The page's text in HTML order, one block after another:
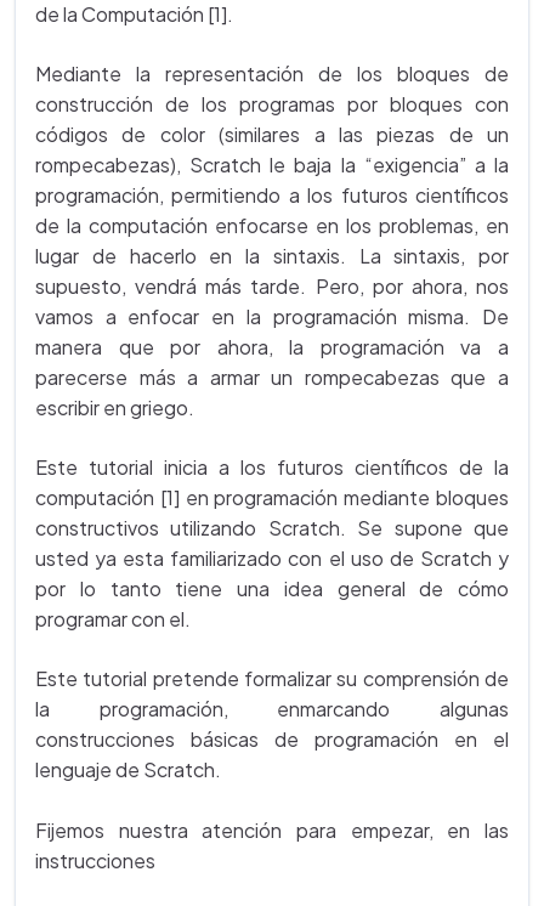
de la Computación [1].
Mediante la representación de los bloques de
construcción de los programas por bloques con
códigos de color (similares a las piezas de un
rompecabezas), Scratch le baja la “exigencia” a la
programación, permitiendo a los futuros científicos
de la computación enfocarse en los problemas, en
lugar de hacerlo en la sintaxis. La sintaxis, por
supuesto, vendrá más tarde. Pero, por ahora, nos
vamos a enfocar en la programación misma. De
manera que por ahora, la programación va a
parecerse más a armar un rompecabezas que a
escribir en griego.
Este tutorial inicia a los futuros científicos de la
computación [1] en programación mediante bloques
constructivos utilizando Scratch. Se supone que
usted ya esta familiarizado con el uso de Scratch y
por lo tanto tiene una idea general de cómo
programar con el.
Este tutorial pretende formalizar su comprensión de
la programación, enmarcando algunas
construcciones básicas de programación en el
lenguaje de Scratch.
Fijemos nuestra atención para empezar, en las
instrucciones